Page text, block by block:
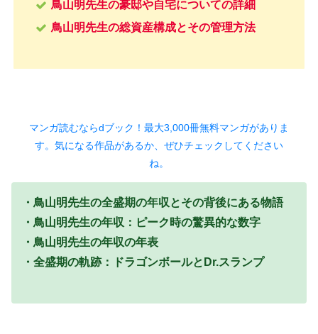
鳥山明先生の豪邸や自宅についての詳細
鳥山明先生の総資産構成とその管理方法
マンガ読むならdブック！最大3,000冊無料マンガがありま
す。気になる作品があるか、ぜひチェックしてください
ね。
・鳥山明先生の全盛期の年収とその背後にある物語
・鳥山明先生の年収：ピーク時の驚異的な数字
・鳥山明先生の年収の年表
・全盛期の軌跡：ドラゴンボールとDr.スランプ